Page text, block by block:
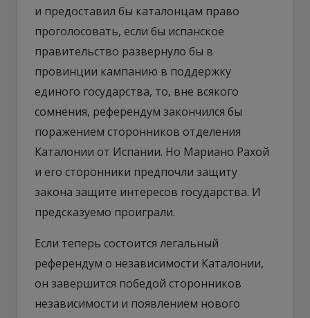
и предоставил бы каталонцам право
проголосовать, если бы испанское
правительство развернуло бы в
провинции кампанию в поддержку
единого государства, то, вне всякого
сомнения, референдум закончился бы
поражением сторонников отделения
Каталонии от Испании. Но Мариано Рахой
и его сторонники предпочли защиту
закона защите интересов государства. И
предсказуемо проиграли.
Если теперь состоится легальный
референдум о независимости Каталонии,
он завершится победой сторонников
независимости и появлением нового